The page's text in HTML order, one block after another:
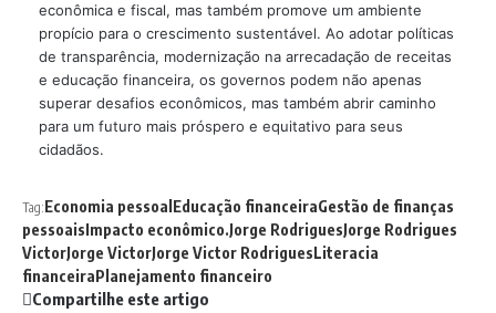
econômica e fiscal, mas também promove um ambiente
propício para o crescimento sustentável. Ao adotar políticas
de transparência, modernização na arrecadação de receitas
e educação financeira, os governos podem não apenas
superar desafios econômicos, mas também abrir caminho
para um futuro mais próspero e equitativo para seus
cidadãos.
Tag:Economia pessoal Educação financeiraGestão de finanças
pessoaisImpacto econômico.Jorge RodriguesJorge Rodrigues
VictorJorge VictorJorge Victor RodriguesLiteracia
financeiraPlanejamento financeiro
Compartilhe este artigo